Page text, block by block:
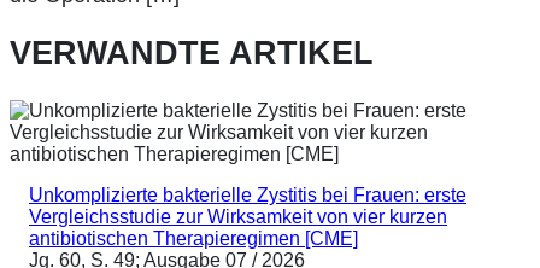
VERWANDTE ARTIKEL
Unkomplizierte bakterielle Zystitis bei Frauen: erste
Vergleichsstudie zur Wirksamkeit von vier kurzen
antibiotischen Therapieregimen [CME]
Jg. 60, S. 49; Ausgabe 07 / 2026